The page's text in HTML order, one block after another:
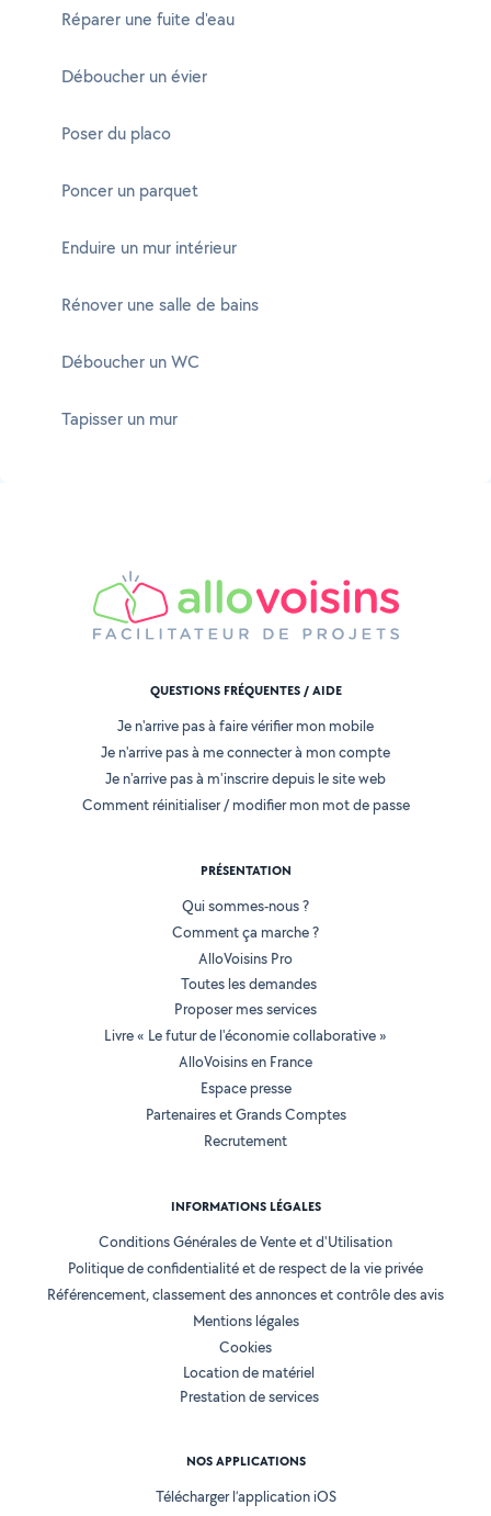
Réparer une fuite d'eau
Déboucher un évier
Poser du placo
Poncer un parquet
Enduire un mur intérieur
Rénover une salle de bains
Déboucher un WC
Tapisser un mur
QUESTIONS FRÉQUENTES / AIDE
Je n'arrive pas à faire vérifier mon mobile
Je n'arrive pas à me connecter à mon compte
Je n'arrive pas à m'inscrire depuis le site web
Comment réinitialiser / modifier mon mot de passe
PRÉSENTATION
Qui sommes-nous ?
Comment ça marche ?
AlloVoisins Pro
Toutes les demandes
Proposer mes services
Livre « Le futur de l'économie collaborative »
AlloVoisins en France
Espace presse
Partenaires et Grands Comptes
Recrutement
INFORMATIONS LÉGALES
Conditions Générales de Vente et d'Utilisation
Politique de confidentialité et de respect de la vie privée
Référencement, classement des annonces et contrôle des avis
Mentions légales
Cookies
Location de matériel
Prestation de services
NOS APPLICATIONS
Télécharger l’application iOS